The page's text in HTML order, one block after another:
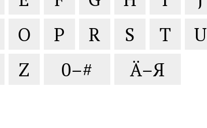
O P R S T
U
Z 0–# Ä–Я